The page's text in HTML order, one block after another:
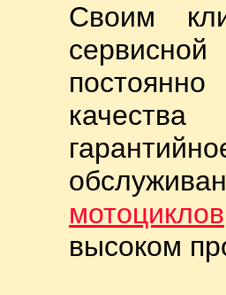
Своим
мотоциклов
высоком